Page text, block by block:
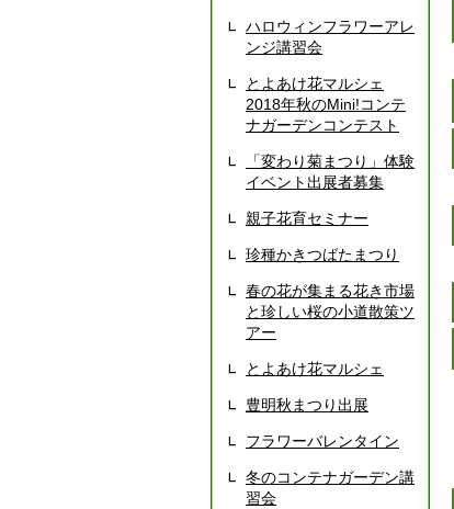
ハロウィンフラワーアレ
ンジ講習会
とよあけ花マルシェ
2018年秋のMini!コンテ
ナガーデンコンテスト
「変わり菊まつり」体験
イベント出展者募集
親子花育セミナー
珍種かきつばたまつり
春の花が集まる花き市場
と珍しい桜の小道散策ツ
アー
とよあけ花マルシェ
豊明秋まつり出展
フラワーバレンタイン
冬のコンテナガーデン講
習会